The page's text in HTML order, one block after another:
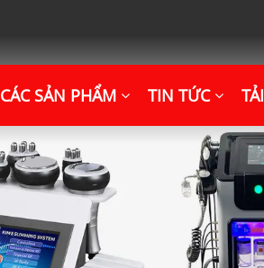
CÁC SẢN PHẨM TIN TỨC